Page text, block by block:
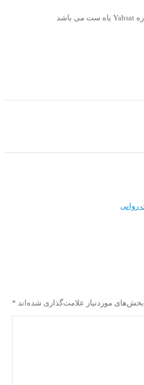
روانی
بخش‌های موردنیاز علامت‌گذاری شده‌اند *